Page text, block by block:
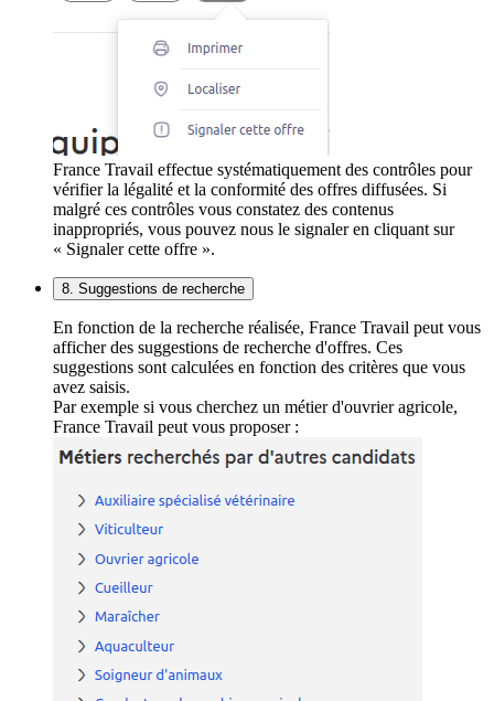
France Travail effectue systématiquement des contrôles pour
vérifier la légalité et la conformité des offres diffusées. Si
malgré ces contrôles vous constatez des contenus
inappropriés, vous pouvez nous le signaler en cliquant sur
« Signaler cette offre ».
8. Suggestions de recherche
En fonction de la recherche réalisée, France Travail peut vous
afficher des suggestions de recherche d'offres. Ces
suggestions sont calculées en fonction des critères que vous
avez saisis.
Par exemple si vous cherchez un métier d'ouvrier agricole,
France Travail peut vous proposer :